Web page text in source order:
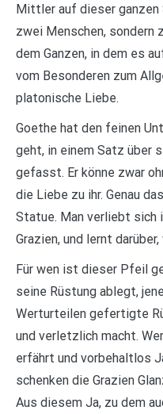
Mittler auf dieser ganzen
zwei Menschen, sondern
dem Ganzen, in dem es
vom Besonderen zum
platonische Liebe.
Goethe hat den feinen
geht, in einem Satz über
gefasst. Er könne zwar
die Liebe zu ihr. Genau
Statue. Man verliebt sich
Grazien, und lernt
Für wen ist dieser Pfeil
seine Rüstung ablegt,
Werturteilen gefertigte
und verletzlich macht.
erfährt und vorbehaltlos
schenken die Grazien
Aus diesem Ja, zu dem